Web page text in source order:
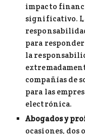
impacto
significativo.
para
la
compañías de
para las
electrónica.
Abogados y
ocasiones, dos